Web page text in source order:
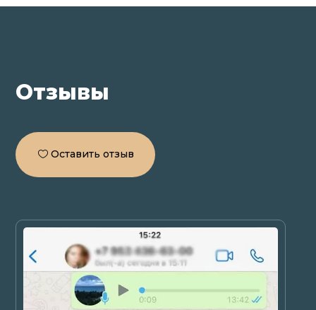
Отзывы
Оставить отзыв